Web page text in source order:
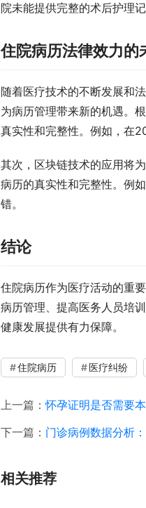
院未能提供完整的术后护理
住院病历法律效力的
随着医疗技术的不断发展和
为病历管理带来新的机遇。
真实性和完整性。例如，在
其次，区块链技术的应用将
病历的真实性和完整性。例
错。
结论
住院病历作为医疗活动的重
病历管理、提高医务人员培
健康发展提供有力保障。
住院病历 医疗纠纷
上一篇：怀孕证明是否需要
下一篇： 门诊病例数据分析
相关推荐